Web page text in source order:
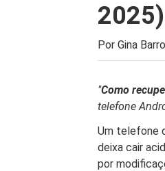
2025)
Por Gina
"Como
telefone
Um telefone
deixa cair
por